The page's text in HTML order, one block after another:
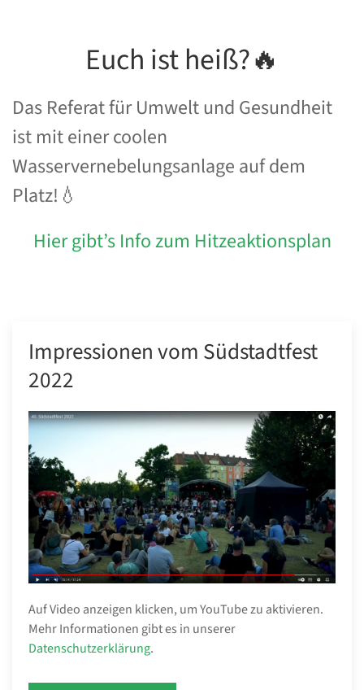
Euch ist heiß?🔥
Das Referat für Umwelt und Gesundheit
ist mit einer coolen
Wasservernebelungsanlage auf dem
Platz!💧
Hier gibt’s Info zum Hitzeaktionsplan
Impressionen vom Südstadtfest
2022
Auf Video anzeigen klicken, um YouTube zu aktivieren.
Mehr Informationen gibt es in unserer
Datenschutzerklärung.